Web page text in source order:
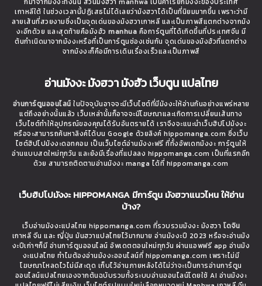
เกาหลีใต้ ในช่วงเวลานี้ปฏิเสธไม่ได้เลยว่ามังฮวาได้เป็นที่นิยมมากขึ้น เพราะว่ามี
ลายเส้นที่สวยงามซึ่งเป็นจุดเด่นของมังฮวาเกาหลี และเป็นภาพสีแตกต่างจากมัง
งะอีกด้วย และสุดท้ายคือมังฮัว manhua คือการ์ตูนที่ได้เกิดขึ้นที่ประเทศจีน มี
ต้นกำเนิดมาจากมังงะหรือที่เป็นการ์ตูนช่องเช่นกัน จุดเด่นของมังฮัวที่แตกต่าง
จากมังงะก็คือมีการเดินเรื่องเร็วและเป็นภาพสี
อ่านมังงะ มังฮวา มังฮัว เว็บตูน แปลไทย
อ่านการ์ตูนออนไลน์ ในปัจจุบันอาจจะมีเว็บไซต์ที่มีมังงะให้อ่านกันอย่างแพร่หลาย
แต่ถึงอย่างนั้นแล้ว เว็บเหล่านั้นก็อาจจะมีโฆษณาและเกิดการเปลี่ยนเส้นทาง
เว็บไซต์ทำให้อุปกรณ์ของคุณได้รับอันตรายได้ เราจึงจะแนะนำเว็บฮิปโปมังงะ
หรือจะสามารถค้นหาลิงค์ได้บน Google ด้วยลิงค์ hippomanga.com ซึ่งเว็บ
ไซต์ฮิปโปมังงะดอทคอม เป็นเว็บไซต์อ่านมังงะฟรี ที่ทั้งอัพเดทมังงะ การ์ตูนให้
อ่านแบบสดใหม่ทุกวัน และยังมีเรื่องที่แปลลง hippomanga.com เป็นที่แรกอีก
ด้วย สามารถติดตามอ่านมังงะ manga ได้ที่ hippomanga.com
เว็บฮิปโปมังงะ HIPPOMANGA มีการ์ตูน มังฮวาแนวไหน ให้อ่าน
บ้าง?
เว็บอ่านมังงะแปลไทย hippomanga.com ที่รวบรวมมังงะ มังฮวา โดจิน
เกาหลี จีน และ ญี่ปุ่น มันฮวาแปลไทยไว้มากมาย อ่านมังงะปี 2023 หรือจะอ่านมัง
งะปีเก่าๆก็มี อ่านการ์ตูนออนไลน์ อัพเดตตอนใหม่ทุกวัน ผ่านแอพฟรี app อ่านมัง
งะแปลไทย ทำไมต้องอ่านมังงะออนไลน์ที่ hippomanga.com เพราะไม่มี
โฆษณาโหลดไวไม่มีสะดุด เก็บไว้อ่านภายหลังได้ไม่ว่าจะเป็นการอ่านการ์ตูน
ออนไลน์แปลไทยเองจากต้นฉบับรวมทั้งระบบอ่านออนไลน์โดยใช้ AI อ่านมังงะ